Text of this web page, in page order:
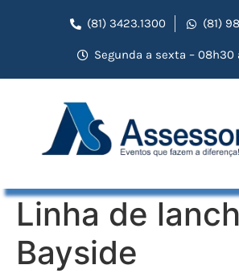
(81) 3423.1300 (81)
Segunda a sexta – 08h30
Linha de
Bayside